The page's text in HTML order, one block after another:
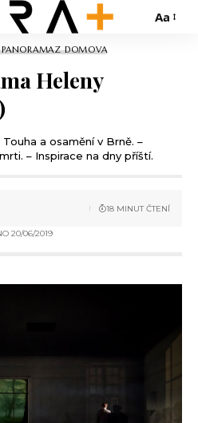
Aa
PANORAMAZ DOMOVA
Heleny
a osamění v Brně. –
– Inspirace na dny příští.
20/06/2019
18 MINUT ČTENÍ